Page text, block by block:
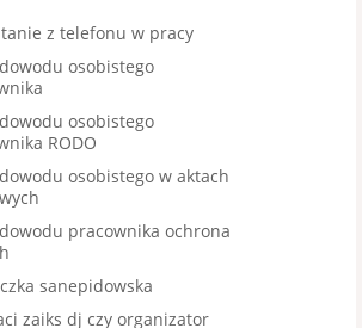
z telefonu w pracy
osobistego
osobistego
RODO
osobistego w aktach
pracownika ochrona
sanepidowska
zaiks dj czy organizator